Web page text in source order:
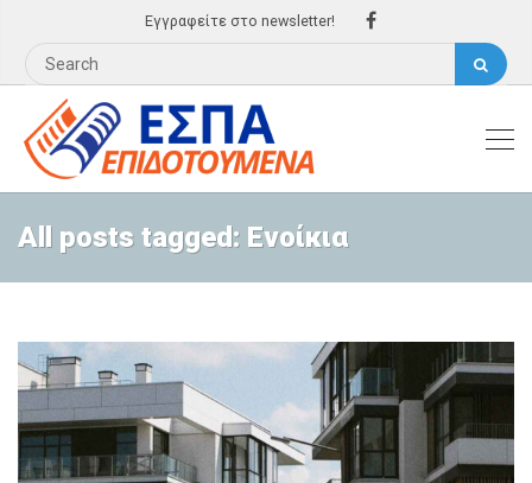
Εγγραφείτε στο newsletter!
All posts tagged: Ενοίκια